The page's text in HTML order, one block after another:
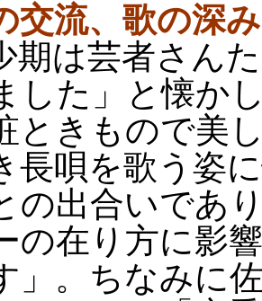
交流、歌の深
は芸者さん
した」と懐か
ときもので美
長唄を歌う姿
の出合いであ
の在り方に影
」。ちなみに